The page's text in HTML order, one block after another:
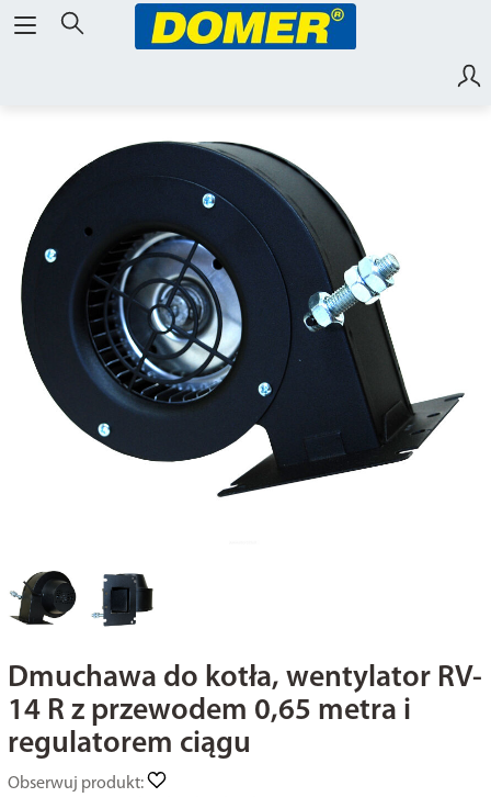
Dmuchawa do kotła, wentylator RV-
14 R z przewodem 0,65 metra i
regulatorem ciągu
Obserwuj produkt: